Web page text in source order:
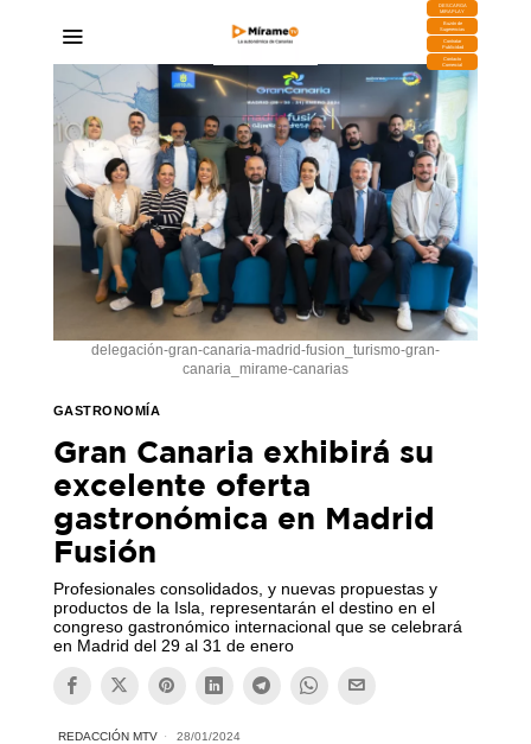
DESCARGA
MIRAPLAY
Buzón de
Sugerencias
Contratar
Publicidad
Contacto
Comercial
delegación-gran-canaria-madrid-fusion_turismo-gran-
canaria_mirame-canarias
GASTRONOMÍA
Gran Canaria exhibirá su
excelente oferta
gastronómica en Madrid
Fusión
Profesionales consolidados, y nuevas propuestas y
productos de la Isla, representarán el destino en el
congreso gastronómico internacional que se celebrará
en Madrid del 29 al 31 de enero
REDACCIÓN MTV 28/01/2024